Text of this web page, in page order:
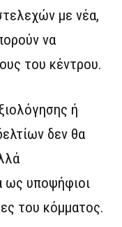
με νέα,
να
του κέντρου.
ή
δεν θα
ως υποψήφιοι
του κόμματος.